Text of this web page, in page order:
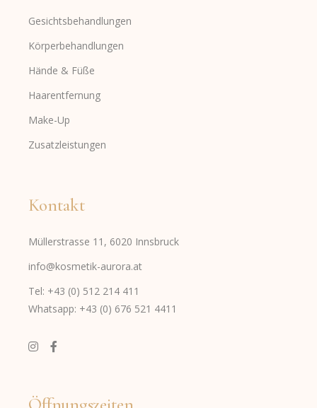
Gesichtsbehandlungen
Körperbehandlungen
Hände & Füße
Haarentfernung
Make-Up
Zusatzleistungen
Kontakt
Müllerstrasse 11, 6020 Innsbruck
info@kosmetik-aurora.at
Tel: +43 (0) 512 214 411
Whatsapp: +43 (0) 676 521 4411